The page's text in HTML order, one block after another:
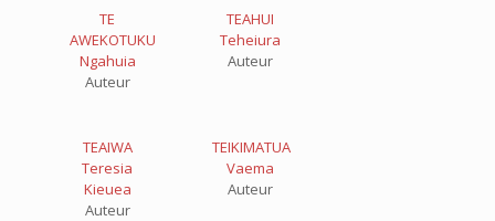
TE
AWEKOTUKU
Ngahuia
Auteur
TEAHUI
Teheiura
Auteur
TEAIWA
Teresia
Kieuea
Auteur
TEIKIMATUA
Vaema
Auteur